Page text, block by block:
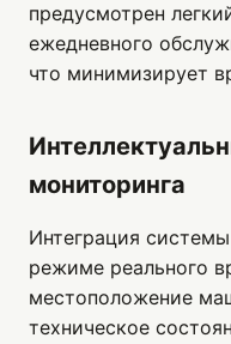
предусмотрен
ежедневного
что минимизирует
мониторинга
Интеграция
режиме реального
местоположение
техническое